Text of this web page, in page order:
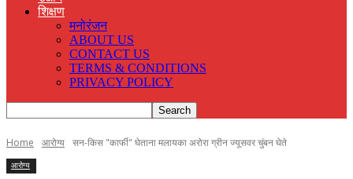
शिक्षण
मनोरंजन
ABOUT US
CONTACT US
TERMS & CONDITIONS
PRIVACY POLICY
Home आरोग्य सन-किस "कार्फी" घेताना मलायका अरोरा ग्रीन ज्यूसवर चुंबन घेते
आरोग्य